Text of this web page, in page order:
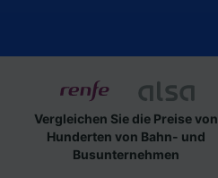
Vergleichen Sie die Preise von
Hunderten von Bahn- und
Busunternehmen